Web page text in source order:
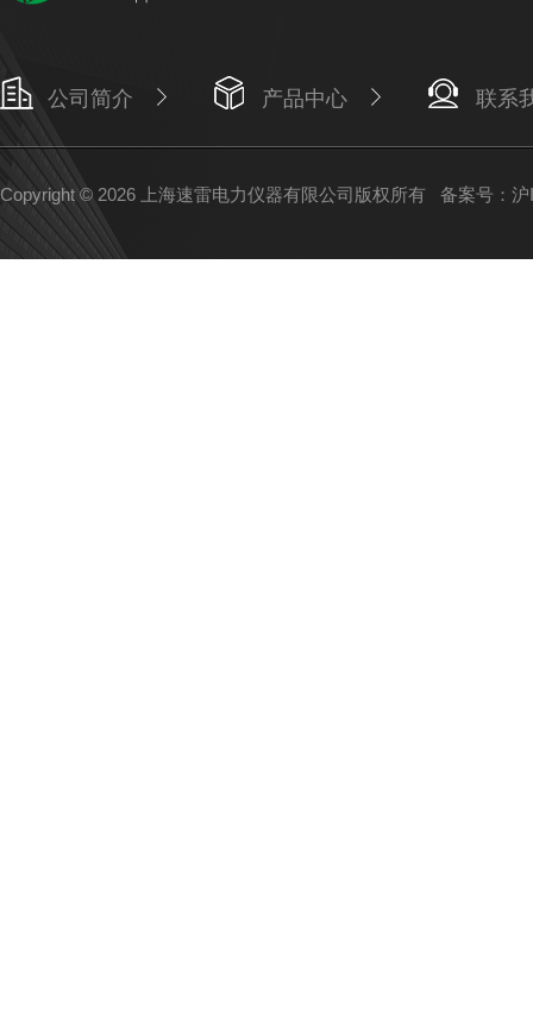
公司简介 产品中心 联系
Copyright © 2026 上海速雷电力仪器有限公司版权所有 备案号：